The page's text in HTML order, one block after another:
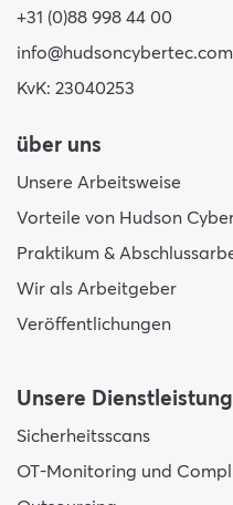
+31 (0)88 998 44 00
info@hudsoncybertec.com
KvK: 23040253
über uns
Unsere Arbeitsweise
Vorteile von Hudson
Praktikum &
Wir als Arbeitgeber
Veröffentlichungen
Unsere
Sicherheitsscans
OT-Monitoring und